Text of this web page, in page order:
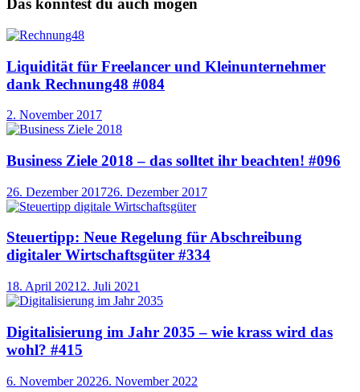
Das könntest du auch mögen
Liquidität für Freelancer und Kleinunternehmer
dank Rechnung48 #084
2. November 2017
Business Ziele 2018 – das solltet ihr beachten! #096
26. Dezember 201726. Dezember 2017
Steuertipp: Neue Regelung für Abschreibung
digitaler Wirtschaftsgüter #334
18. April 2021 2. Juli 2021
Digitalisierung im Jahr 2035 – wie krass wird das
wohl? #415
6. November 20226. November 2022